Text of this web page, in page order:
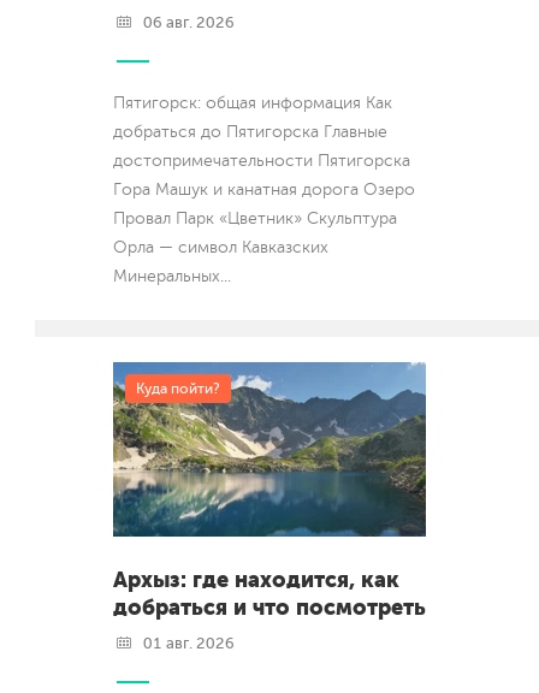
06 авг. 2026
Пятигорск: общая информация Как
добраться до Пятигорска Главные
достопримечательности Пятигорска
Гора Машук и канатная дорога Озеро
Провал Парк «Цветник» Скульптура
Орла — символ Кавказских
Минеральных
Куда пойти?
Архыз: где находится, как
добраться и что посмотреть
01 авг. 2026